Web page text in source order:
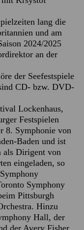
lang die
und am
2024/2025
an der
der Seefestspiele
CD- bzw. DVD-
Lockenhaus,
Festspielen
8. Symphonie von
Baden und ist
als Dirigent von
eingeladen, so
Symphony
Pittsburgh
Hinzu
Hall, der